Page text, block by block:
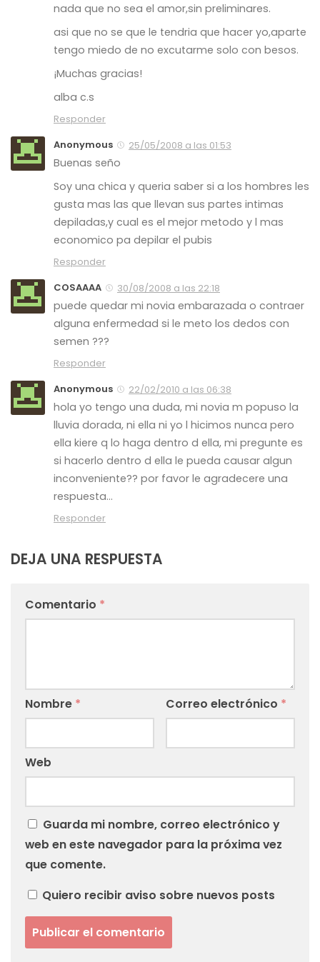
nada que no sea el amor,sin preliminares.
asi que no se que le tendria que hacer yo,aparte
tengo miedo de no excutarme solo con besos.
¡Muchas gracias!
alba c.s
Responder
Anonymous
25/05/2008 a las 01:53
Buenas seño
Soy una chica y queria saber si a los hombres les
gusta mas las que llevan sus partes intimas
depiladas,y cual es el mejor metodo y l mas
economico pa depilar el pubis
Responder
COSAAAA
30/08/2008 a las 22:18
puede quedar mi novia embarazada o contraer
alguna enfermedad si le meto los dedos con
semen ???
Responder
Anonymous
22/02/2010 a las 06:38
hola yo tengo una duda, mi novia m popuso la
lluvia dorada, ni ella ni yo l hicimos nunca pero
ella kiere q lo haga dentro d ella, mi pregunte es
si hacerlo dentro d ella le pueda causar algun
inconveniente?? por favor le agradecere una
respuesta…
Responder
DEJA UNA RESPUESTA
Comentario *
Nombre * Correo electrónico *
Web
Guarda mi nombre, correo electrónico y
web en este navegador para la próxima vez
que comente.
Quiero recibir aviso sobre nuevos posts